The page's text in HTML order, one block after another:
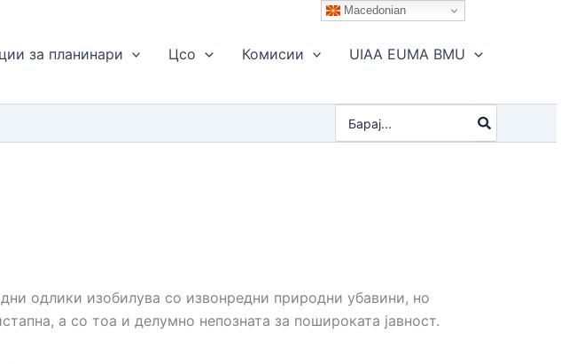
за планинари Цсо Комисии UIAA EUMA BMU
for:
одлики изобилува со извонредни природни убавини, но
а со тоа и делумно непозната за пошироката јавност.
Macedonian